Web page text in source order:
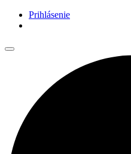
Prihlásenie